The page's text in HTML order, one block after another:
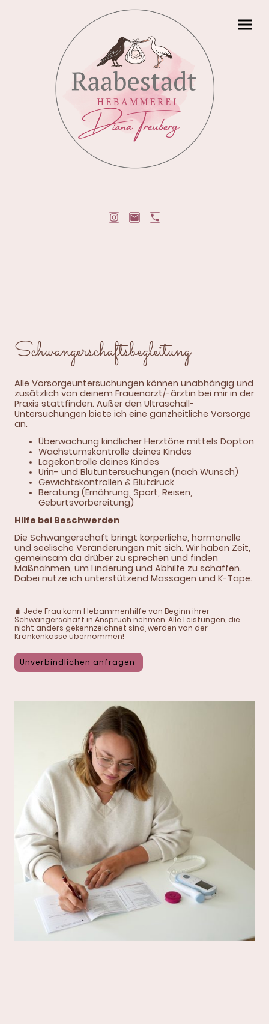
Schwangerschaftsbegleitung
Alle Vorsorgeuntersuchungen können unabhängig und
zusätzlich von deinem Frauenarzt/-ärztin bei mir in der
Praxis stattfinden. Außer den Ultraschall-
Untersuchungen biete ich eine ganzheitliche Vorsorge
an.
Überwachung kindlicher Herztöne mittels Dopton
Wachstumskontrolle deines Kindes
Lagekontrolle deines Kindes
Urin- und Blutuntersuchungen (nach Wunsch)
Gewichtskontrollen & Blutdruck
Beratung (Ernährung, Sport, Reisen,
Geburtsvorbereitung)
Hilfe bei Beschwerden
Die Schwangerschaft bringt körperliche, hormonelle
und seelische Veränderungen mit sich. Wir haben Zeit,
gemeinsam da drüber zu sprechen und finden
Maßnahmen, um Linderung und Abhilfe zu schaffen.
Dabei nutze ich unterstützend Massagen und K-Tape.
🧳 Jede Frau kann Hebammenhilfe von Beginn ihrer
Schwangerschaft in Anspruch nehmen. Alle Leistungen, die
nicht anders gekennzeichnet sind, werden von der
Krankenkasse übernommen!
Unverbindlichen anfragen